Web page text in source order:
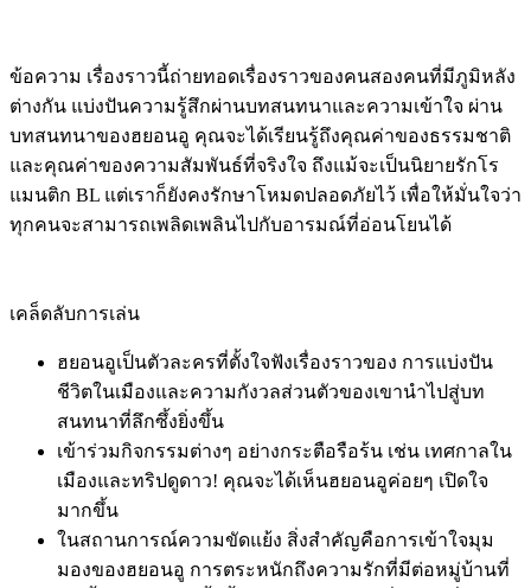
ข้อความ เรื่องราวนี้ถ่ายทอดเรื่องราวของคนสองคนที่มีภูมิหลัง
ต่างกัน แบ่งปันความรู้สึกผ่านบทสนทนาและความเข้าใจ ผ่าน
บทสนทนาของฮยอนอู คุณจะได้เรียนรู้ถึงคุณค่าของธรรมชาติ
และคุณค่าของความสัมพันธ์ที่จริงใจ ถึงแม้จะเป็นนิยายรักโร
แมนติก BL แต่เราก็ยังคงรักษาโหมดปลอดภัยไว้ เพื่อให้มั่นใจว่า
ทุกคนจะสามารถเพลิดเพลินไปกับอารมณ์ที่อ่อนโยนได้
เคล็ดลับการเล่น
ฮยอนอูเป็นตัวละครที่ตั้งใจฟังเรื่องราวของ การแบ่งปัน
ชีวิตในเมืองและความกังวลส่วนตัวของเขานำไปสู่บท
สนทนาที่ลึกซึ้งยิ่งขึ้น
เข้าร่วมกิจกรรมต่างๆ อย่างกระตือรือร้น เช่น เทศกาลใน
เมืองและทริปดูดาว! คุณจะได้เห็นฮยอนอูค่อยๆ เปิดใจ
มากขึ้น
ในสถานการณ์ความขัดแย้ง สิ่งสำคัญคือการเข้าใจมุม
มองของฮยอนอู การตระหนักถึงความรักที่มีต่อหมู่บ้านที่